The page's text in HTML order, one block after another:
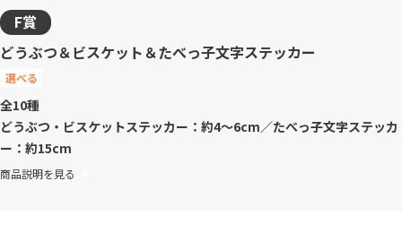
F賞
どうぶつ＆ビスケット＆たべっ子文字ステッカー
選べる
全10種
どうぶつ・ビスケットステッカー：約4～6cm／たべっ子文字ステッカ
ー：約15cm
商品説明を見る